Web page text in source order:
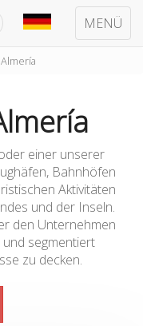
MENÜ
einer unserer
Bahnhöfen
Aktivitäten
und der Inseln.
den Unternehmen
und segmentiert
zu decken.